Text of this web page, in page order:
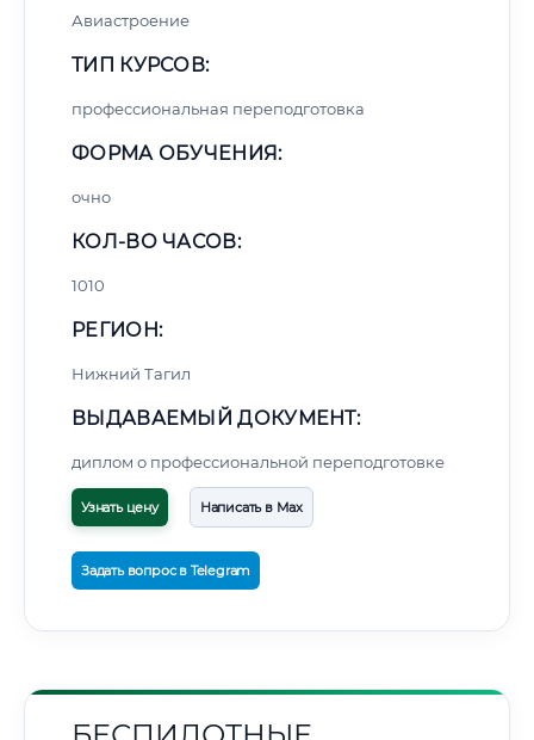
Авиастроение
ТИП КУРСОВ:
профессиональная переподготовка
ФОРМА ОБУЧЕНИЯ:
очно
КОЛ-ВО ЧАСОВ:
1010
РЕГИОН:
Нижний Тагил
ВЫДАВАЕМЫЙ ДОКУМЕНТ:
диплом о профессиональной переподготовке
Узнать цену Написать в Max
Задать вопрос в Telegram